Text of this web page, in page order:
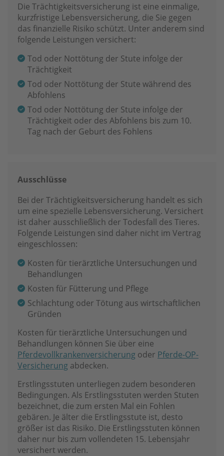
Die Trächtigkeitsversicherung ist eine einmalige,
kurzfristige Lebensversicherung, die Sie gegen
das finanzielle Risiko schützt. Unter anderem sind
folgende Leistungen versichert:
Tod oder Nottötung der Stute infolge der
Trächtigkeit
Tod oder Nottötung der Stute während des
Abfohlens
Tod oder Nottötung der Stute infolge der
Trächtigkeit oder des Abfohlens bis zum 10.
Tag nach der Geburt des Fohlens
Ausschlüsse
Bei der Trächtigkeitsversicherung handelt es sich
um eine spezielle Lebensversicherung. Versichert
ist daher ausschließlich der Todesfall des Tieres.
Folgende Leistungen sind daher nicht im Vertrag
eingeschlossen:
Kosten für tierärztliche Untersuchungen und
Behandlungen
Kosten für Fütterung und Pflege
Schlachtung oder Tötung aus wirtschaftlichen
Gründen
Kosten für tierärztliche Untersuchungen und
Behandlungen können Sie über eine
Pferdevollkrankenversicherung oder Pferde-OP-
Versicherung abdecken.
Erstlingsstuten unterliegen zudem besonderen
Bedingungen. Als Erstlingsstuten werden Stuten
bezeichnet, die zum ersten Mal ein Fohlen
gebären. Je älter die Erstlingsstute ist, desto
größer ist das Risiko. Die Erstlingsstuten können
daher nur bis zum vollendeten 15. Lebensjahr
versichert werden.